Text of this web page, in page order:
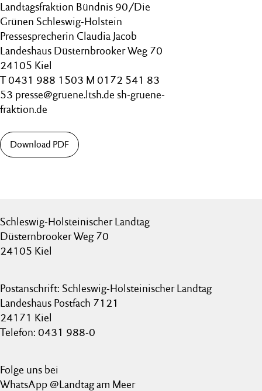
Landtagsfraktion Bündnis 90/Die
Grünen Schleswig-Holstein
Pressesprecherin Claudia Jacob
Landeshaus Düsternbrooker Weg 70
24105 Kiel
T 0431 988 1503 M 0172 541 83
53 presse@gruene.ltsh.de sh-gruene-
fraktion.de
Download PDF
Schleswig-Holsteinischer Landtag
Düsternbrooker Weg 70
24105 Kiel
Postanschrift: Schleswig-Holsteinischer Landtag
Landeshaus Postfach 7121
24171 Kiel
Telefon: 0431 988-0
Folge uns bei
WhatsApp @Landtag am Meer